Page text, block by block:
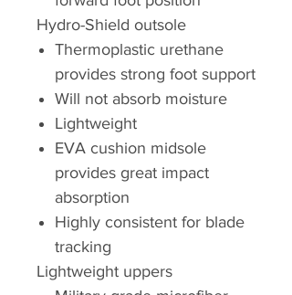
Hydro-Shield outsole
Thermoplastic urethane
provides strong foot support
Will not absorb moisture
Lightweight
EVA cushion midsole
provides great impact
absorption
Highly consistent for blade
tracking
Lightweight uppers